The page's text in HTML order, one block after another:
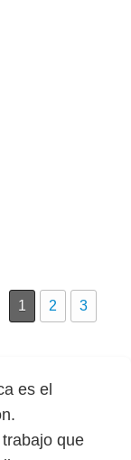
1 2 3
es el
que